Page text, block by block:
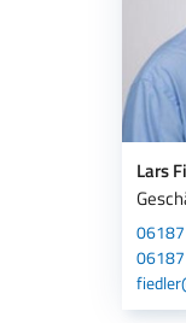
Lars